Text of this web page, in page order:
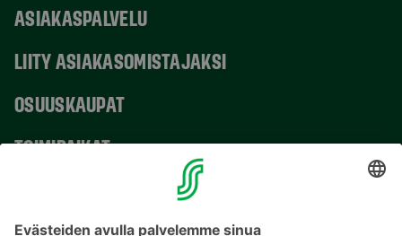
ASIAKASPALVELU
LIITY ASIAKASOMISTAJAKSI
OSUUSKAUPAT
TOIMIPAIKAT